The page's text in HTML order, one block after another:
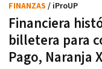
Financiera
billetera para
Pago, Naranja
FINANZAS / iProUP